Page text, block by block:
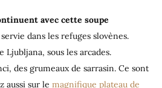
avec cette soupe
dans les refuges slovènes.
Ljubljana, sous les arcades.
des grumeaux de sarrasin. Ce sont
aussi sur le magnifique plateau de